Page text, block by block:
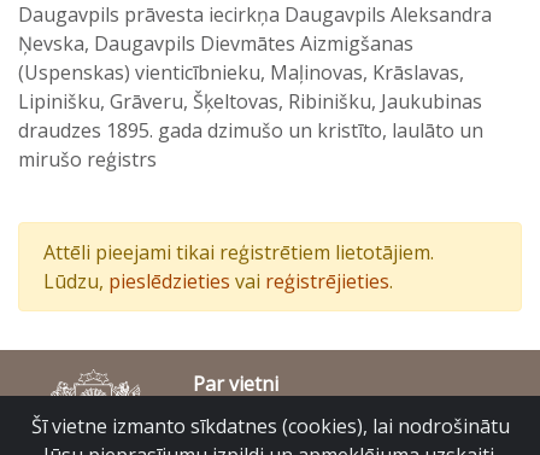
Daugavpils prāvesta iecirkņa Daugavpils Aleksandra
Ņevska, Daugavpils Dievmātes Aizmigšanas
(Uspenskas) vienticībnieku, Maļinovas, Krāslavas,
Lipinišku, Grāveru, Šķeltovas, Ribinišku, Jaukubinas
draudzes 1895. gada dzimušo un kristīto, laulāto un
mirušo reģistrs
Attēli pieejami tikai reģistrētiem lietotājiem.
Lūdzu, pieslēdzieties vai reģistrējieties.
Par vietni
Piekļūstamības paziņojums
© Latvijas Valsts vēstures arhīvs 2007-2026
Šī vietne izmanto sīkdatnes (cookies), lai nodrošinātu